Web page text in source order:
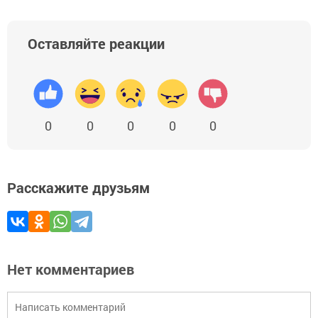
Оставляйте реакции
0 0 0 0 0
Расскажите друзьям
Нет комментариев